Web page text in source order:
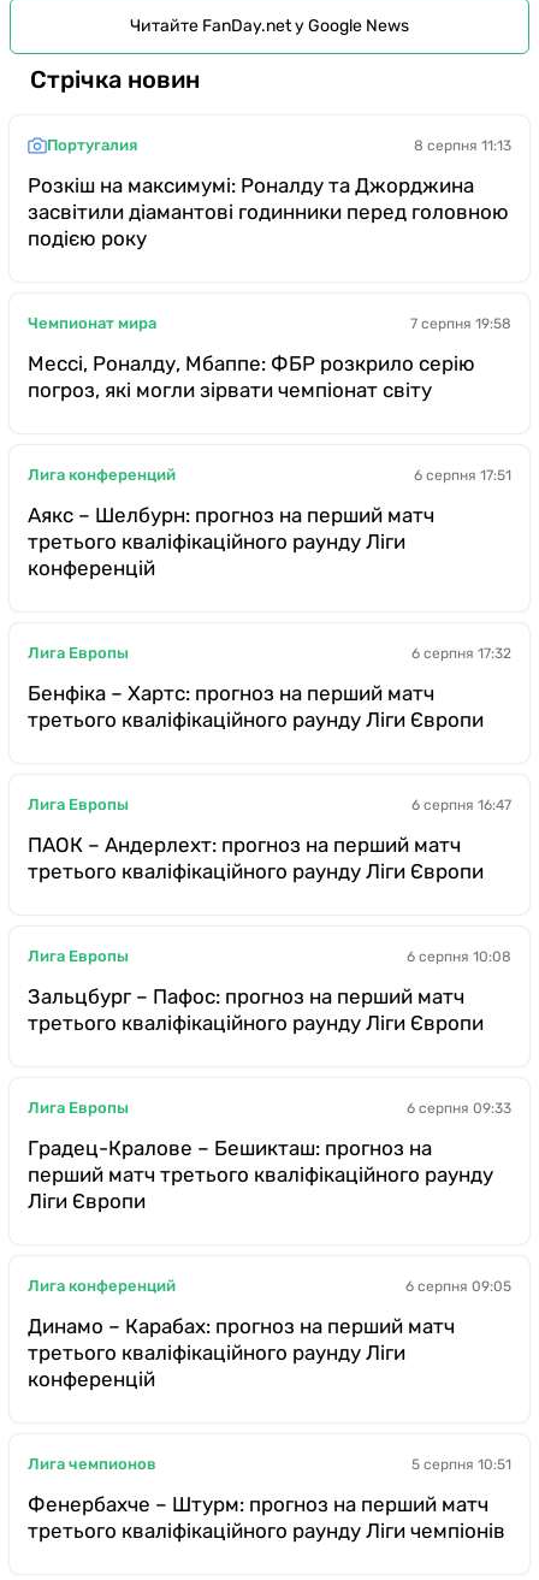
Читайте FanDay.net у Google News
Стрічка новин
Португалия 8 серпня 11:13
Розкіш на максимумі: Роналду та Джорджина
засвітили діамантові годинники перед головною
подією року
Чемпионат мира 7 серпня 19:58
Мессі, Роналду, Мбаппе: ФБР розкрило серію
погроз, які могли зірвати чемпіонат світу
Лига конференций 6 серпня 17:51
Аякс – Шелбурн: прогноз на перший матч
третього кваліфікаційного раунду Ліги
конференцій
Лига Европы 6 серпня 17:32
Бенфіка – Хартс: прогноз на перший матч
третього кваліфікаційного раунду Ліги Європи
Лига Европы 6 серпня 16:47
ПАОК – Андерлехт: прогноз на перший матч
третього кваліфікаційного раунду Ліги Європи
Лига Европы 6 серпня 10:08
Зальцбург – Пафос: прогноз на перший матч
третього кваліфікаційного раунду Ліги Європи
Лига Европы 6 серпня 09:33
Градец-Кралове – Бешикташ: прогноз на
перший матч третього кваліфікаційного раунду
Ліги Європи
Лига конференций 6 серпня 09:05
Динамо – Карабах: прогноз на перший матч
третього кваліфікаційного раунду Ліги
конференцій
Лига чемпионов 5 серпня 10:51
Фенербахче – Штурм: прогноз на перший матч
третього кваліфікаційного раунду Ліги чемпіонів